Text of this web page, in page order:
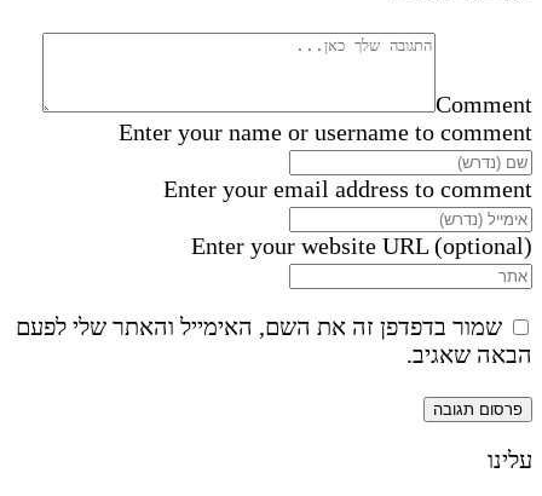
Comment
Enter your name or username to comment
Enter your email address to comment
Enter your website URL (optional)
שמור בדפדפן זה את השם, האימייל והאתר שלי לפעם
הבאה שאגיב.
עלינו